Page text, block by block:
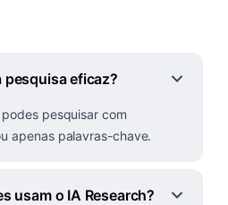
pesquisa eficaz?
pesquisar com
apenas palavras-chave.
usam o IA Research?